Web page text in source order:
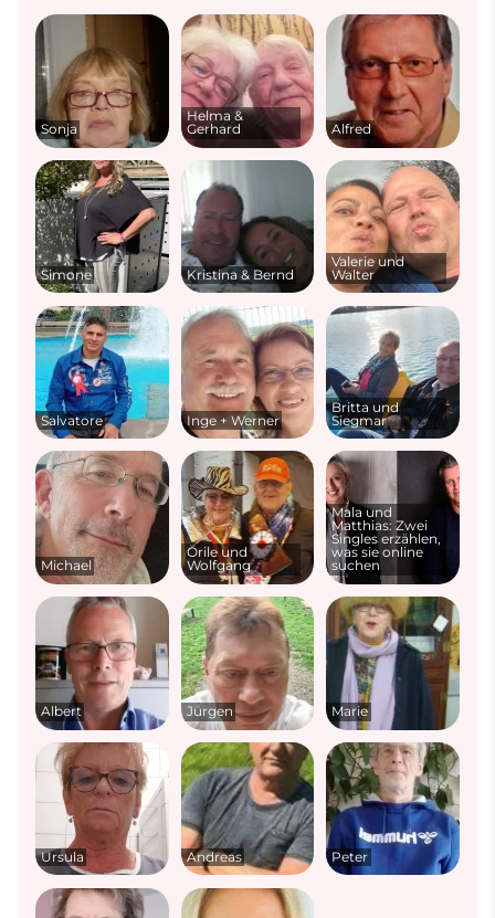
Sonja
Helma &
Gerhard
Alfred
Simone Kristina & Bernd
Valerie und
Walter
Salvatore Inge + Werner
Britta und
Siegmar
Michael
Örile und
Wolfgang
Mala und
Matthias: Zwei
Singles erzählen,
was sie online
suchen
Albert Jürgen Marie
Ursula Andreas Peter